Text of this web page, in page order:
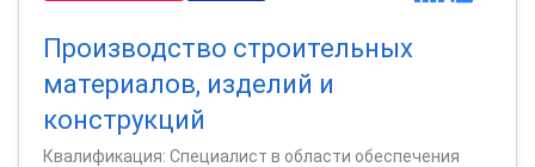
Производство строительных
материалов, изделий и
конструкций
Квалификация: Специалист в области обеспечения